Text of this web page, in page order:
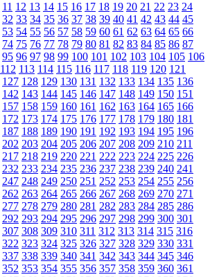
11 12 13 14 15 16 17 18 19 20 21 22 23 24
32 33 34 35 36 37 38 39 40 41 42 43 44 45
53 54 55 56 57 58 59 60 61 62 63 64 65 66
74 75 76 77 78 79 80 81 82 83 84 85 86 87
95 96 97 98 99 100 101 102 103 104 105 106
112 113 114 115 116 117 118 119 120 121
127 128 129 130 131 132 133 134 135 136
142 143 144 145 146 147 148 149 150 151
157 158 159 160 161 162 163 164 165 166
172 173 174 175 176 177 178 179 180 181
187 188 189 190 191 192 193 194 195 196
202 203 204 205 206 207 208 209 210 211
217 218 219 220 221 222 223 224 225 226
232 233 234 235 236 237 238 239 240 241
247 248 249 250 251 252 253 254 255 256
262 263 264 265 266 267 268 269 270 271
277 278 279 280 281 282 283 284 285 286
292 293 294 295 296 297 298 299 300 301
307 308 309 310 311 312 313 314 315 316
322 323 324 325 326 327 328 329 330 331
337 338 339 340 341 342 343 344 345 346
352 353 354 355 356 357 358 359 360 361